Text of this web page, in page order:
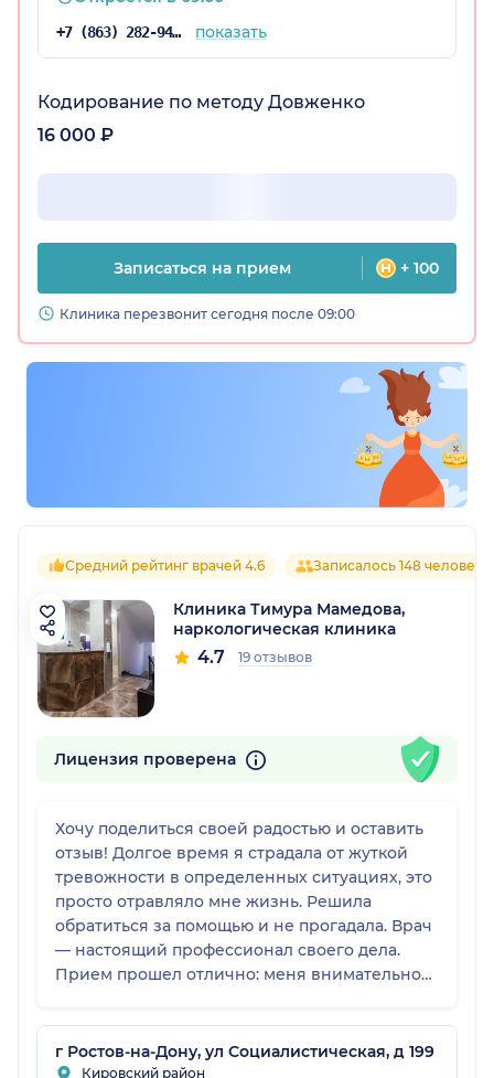
+7 (863) 282-94-47 показать
Кодирование по методу Довженко
16 000 ₽
Записаться на прием + 100
Клиника перезвонит сегодня после 09:00
Средний рейтинг врачей 4.6 Записалось 148 человек
Клиника Тимура Мамедова,
наркологическая клиника
4.7 19 отзывов
Лицензия проверена
Хочу поделиться своей радостью и оставить
отзыв! Долгое время я страдала от жуткой
тревожности в определенных ситуациях, это
просто отравляло мне жизнь. Решила
обратиться за помощью и не прогадала. Врач
— настоящий профессионал своего дела.
Прием прошел отлично: меня внимательно
никакого осуждения или спешки. Назначили
лечение, и, честно говоря, я не очень верила
в быстрый результат. Но оно помогло! Я как
г Ростов-на-Дону, ул Социалистическая, д 199
Кировский район